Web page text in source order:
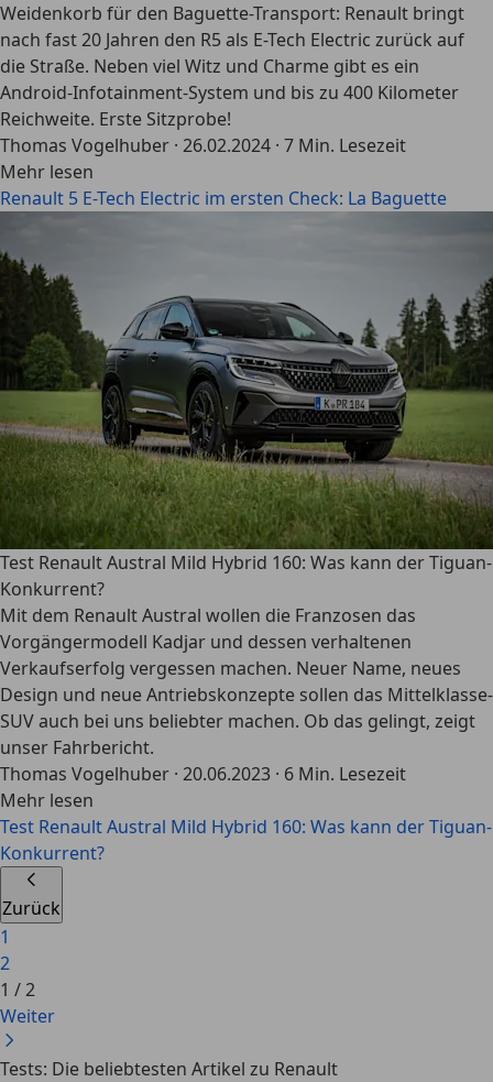
Weidenkorb für den Baguette-Transport: Renault bringt
nach fast 20 Jahren den R5 als E-Tech Electric zurück auf
die Straße. Neben viel Witz und Charme gibt es ein
Android-Infotainment-System und bis zu 400 Kilometer
Reichweite. Erste Sitzprobe!
Thomas Vogelhuber · 26.02.2024 · 7 Min. Lesezeit
Mehr lesen
Renault 5 E-Tech Electric im ersten Check: La Baguette
Test Renault Austral Mild Hybrid 160: Was kann der Tiguan-
Konkurrent?
Mit dem Renault Austral wollen die Franzosen das
Vorgängermodell Kadjar und dessen verhaltenen
Verkaufserfolg vergessen machen. Neuer Name, neues
Design und neue Antriebskonzepte sollen das Mittelklasse-
SUV auch bei uns beliebter machen. Ob das gelingt, zeigt
unser Fahrbericht.
Thomas Vogelhuber · 20.06.2023 · 6 Min. Lesezeit
Mehr lesen
Test Renault Austral Mild Hybrid 160: Was kann der Tiguan-
Konkurrent?
Zurück
1
2
1 /2
Weiter
Tests: Die beliebtesten Artikel zu Renault